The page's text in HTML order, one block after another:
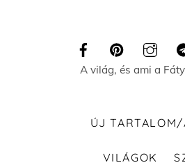
A világ, és ami a
ÚJ TARTALOM/
VILÁGOK